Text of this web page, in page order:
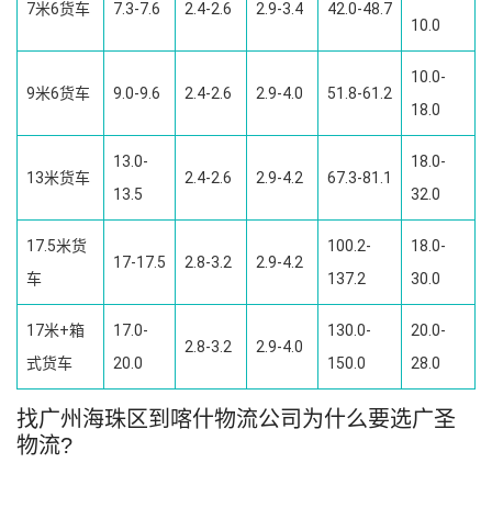
7米6货车 7.3-7.6 2.4-2.6 2.9-3.4 42.0-48.7
10.0
9米6货车 9.0-9.6 2.4-2.6 2.9-4.0 51.8-61.2
10.0-
18.0
13米货车
13.0-
13.5
2.4-2.6 2.9-4.2 67.3-81.1
18.0-
32.0
17.5米货
车
17-17.5 2.8-3.2 2.9-4.2
100.2-
137.2
18.0-
30.0
17米+箱
式货车
17.0-
20.0
2.8-3.2 2.9-4.0
130.0-
150.0
20.0-
28.0
找广州海珠区到喀什物流公司为什么要选广圣
物流?